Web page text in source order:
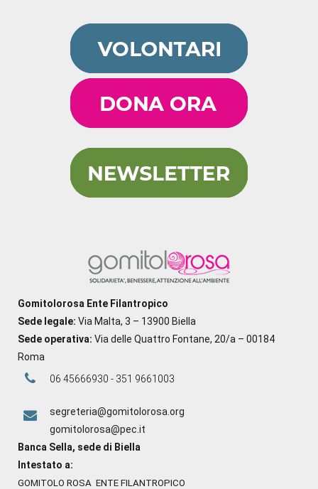
Gomitolorosa Ente Filantropico
Sede legale: Via Malta, 3 – 13900 Biella
Sede operativa: Via delle Quattro Fontane, 20/a – 00184
Roma
06 45666930 - 351 9661003
segreteria@gomitolorosa.org
gomitolorosa@pec.it
Banca Sella, sede di Biella
Intestato a:
GOMITOLO ROSA ENTE FILANTROPICO